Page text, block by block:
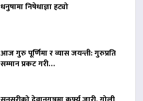
धनुषामा निषेधाज्ञा हट्यो
आज गुरु पूर्णिमा र व्यास जयन्ती: गुरुप्रति
सम्मान प्रकट गरी…